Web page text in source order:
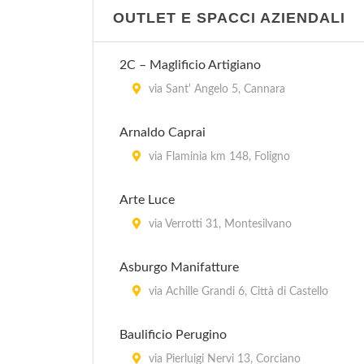
OUTLET E SPACCI AZIENDALI
2C – Maglificio Artigiano
via Sant' Angelo 5, Cannara
Arnaldo Caprai
via Flaminia km 148, Foligno
Arte Luce
via Verrotti 31, Montesilvano
Asburgo Manifatture
via Achille Grandi 6, Città di Castello
Baulificio Perugino
via Pierluigi Nervi 13, Corciano